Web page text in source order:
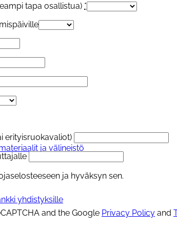
ja välineistö
yhdistyksille
tapa osallistua) *
erityisruokavaliot)
ja hyväksyn sen.
and the Google Privacy Policy and